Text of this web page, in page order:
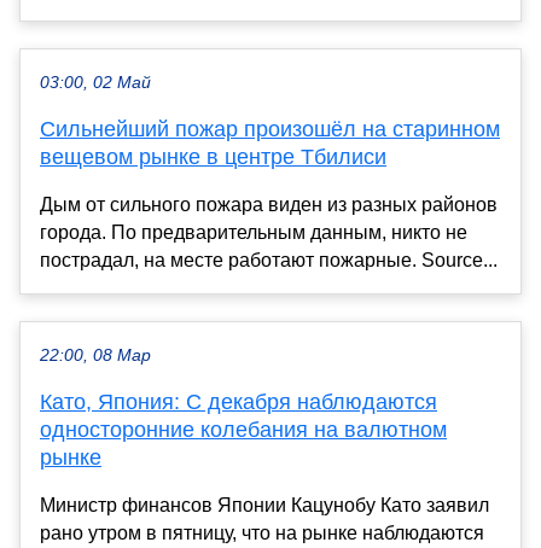
03:00, 02 Май
Сильнейший пожар произошёл на старинном
вещевом рынке в центре Тбилиси
Дым от сильного пожара виден из разных районов
города. По предварительным данным, никто не
пострадал, на месте работают пожарные. Source...
22:00, 08 Мар
Като, Япония: С декабря наблюдаются
односторонние колебания на валютном
рынке
Министр финансов Японии Кацунобу Като заявил
рано утром в пятницу, что на рынке наблюдаются